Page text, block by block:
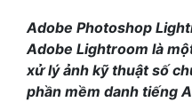
Adobe Photoshop
Adobe Lightroom là
xử lý ảnh kỹ thuật số
phần mềm danh tiếng